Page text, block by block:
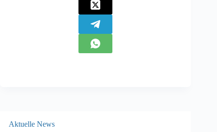
Aktuelle News